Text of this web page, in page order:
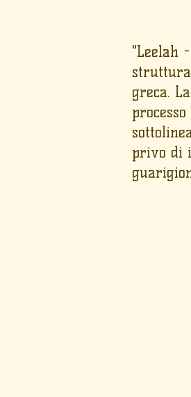
"Leelah
struttura
greca.
privo di